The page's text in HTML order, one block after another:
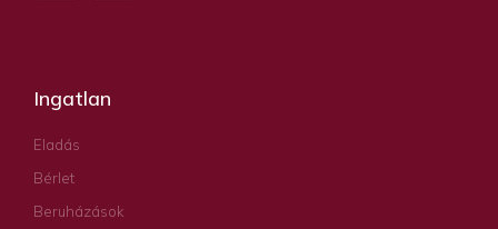
Ingatlan
Eladás
Bérlet
Beruházások